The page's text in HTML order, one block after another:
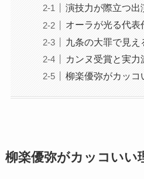
演技力が際立つ出
オーラが光る代表
九条の大罪で見え
カンヌ受賞と実力
柳楽優弥がカッコ
柳楽優弥がカッコいい